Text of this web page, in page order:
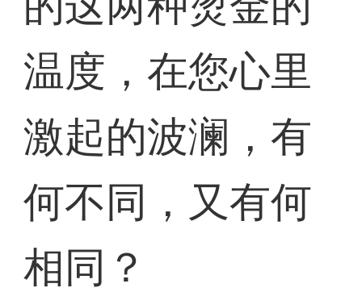
温度，在您心里
激起的波澜，有
何不同，又有何
相同？